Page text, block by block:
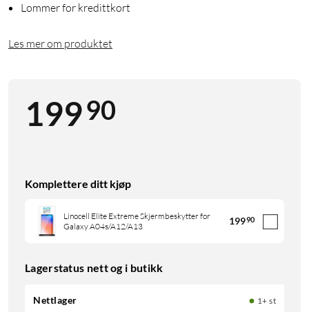
Lommer for kredittkort
Les mer om produktet
19990
Komplettere ditt kjøp
Linocell Elite Extreme Skjermbeskytter for
Galaxy A04s/A12/A13
19990
Lagerstatus nett og i butikk
Nettlager
1+ st